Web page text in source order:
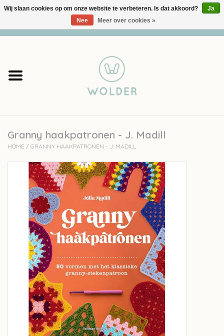
Garens
Accessoires
workshops
Cadeaubon
Solden
Over wolder
Granny haakpatronen - J. Madill
HOME / GRANNY HAAKPATRONEN - J. MADILL
Wij slaan cookies op om onze website te verbeteren. Is dat akkoord?
Ja
Nee
Meer over cookies »